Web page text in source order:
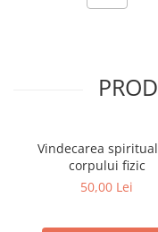
Vindecarea
corpului fizic
50,00 Lei